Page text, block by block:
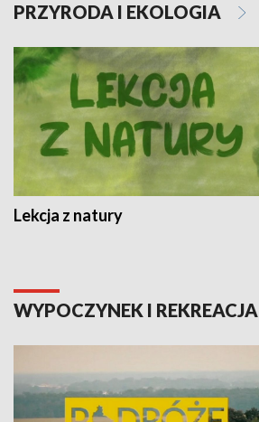
PRZYRODA I EKOLOGIA
Lekcja z natury
WYPOCZYNEK I REKREACJA